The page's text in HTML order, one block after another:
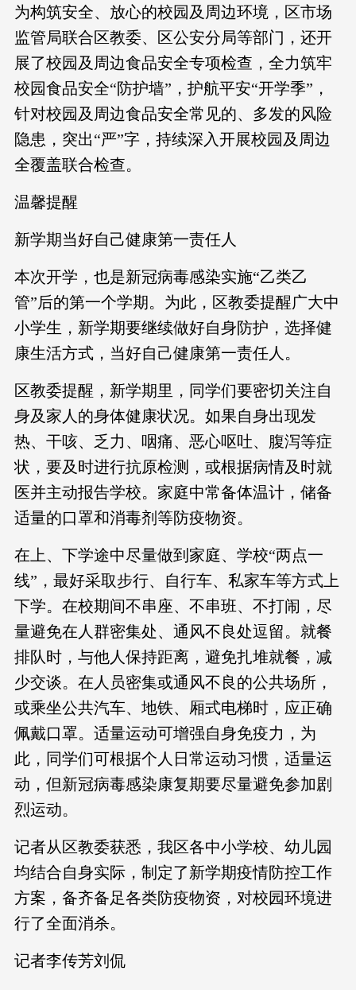
为构筑安全、放心的校园及周边环境，区市场
监管局联合区教委、区公安分局等部门，还开
展了校园及周边食品安全专项检查，全力筑牢
校园食品安全“防护墙”，护航平安“开学季”，
针对校园及周边食品安全常见的、多发的风险
隐患，突出“严”字，持续深入开展校园及周边
全覆盖联合检查。
温馨提醒
新学期当好自己健康第一责任人
本次开学，也是新冠病毒感染实施“乙类乙
管”后的第一个学期。为此，区教委提醒广大中
小学生，新学期要继续做好自身防护，选择健
康生活方式，当好自己健康第一责任人。
区教委提醒，新学期里，同学们要密切关注自
身及家人的身体健康状况。如果自身出现发
热、干咳、乏力、咽痛、恶心呕吐、腹泻等症
状，要及时进行抗原检测，或根据病情及时就
医并主动报告学校。家庭中常备体温计，储备
适量的口罩和消毒剂等防疫物资。
在上、下学途中尽量做到家庭、学校“两点一
线”，最好采取步行、自行车、私家车等方式上
下学。在校期间不串座、不串班、不打闹，尽
量避免在人群密集处、通风不良处逗留。就餐
排队时，与他人保持距离，避免扎堆就餐，减
少交谈。在人员密集或通风不良的公共场所，
或乘坐公共汽车、地铁、厢式电梯时，应正确
佩戴口罩。适量运动可增强自身免疫力，为
此，同学们可根据个人日常运动习惯，适量运
动，但新冠病毒感染康复期要尽量避免参加剧
烈运动。
记者从区教委获悉，我区各中小学校、幼儿园
均结合自身实际，制定了新学期疫情防控工作
方案，备齐备足各类防疫物资，对校园环境进
行了全面消杀。
记者李传芳刘侃